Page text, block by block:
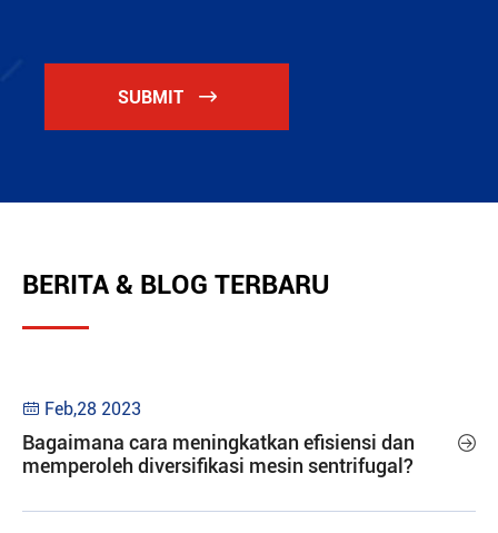
SUBMIT 
BERITA & BLOG TERBARU
 Feb,28 2023
Bagaimana cara meningkatkan efisiensi dan
memperoleh diversifikasi mesin sentrifugal?
